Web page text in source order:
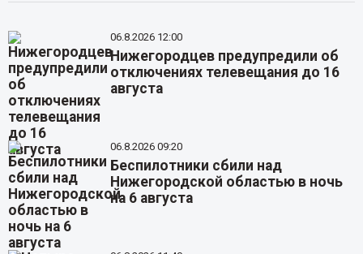
06.8.2026 12:00
Нижегородцев предупредили об
отключениях телевещания до 16
августа
06.8.2026 09:20
Беспилотники сбили над
Нижегородской областью в ночь
на 6 августа